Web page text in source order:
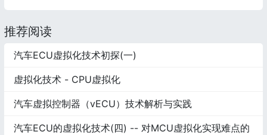
推荐阅读
汽车ECU虚拟化技术初探(一)
虚拟化技术 - CPU虚拟化
汽车虚拟控制器（vECU）技术解析与实践
汽车ECU的虚拟化技术(四) -- 对MCU虚拟化实现难点的